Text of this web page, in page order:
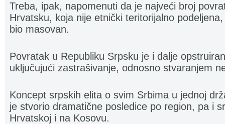
Treba, ipak, napomenuti da je najveći broj
Hrvatsku, koja nije etnički teritorijalno
bio masovan.
Povratak u Republiku Srpsku je i dalje
uključujući zastrašivanje, odnosno stvaranjem
Koncept srpskih elita o svim Srbima u jednoj
je stvorio dramatične posledice po region, pa i
Hrvatskoj i na Kosovu.